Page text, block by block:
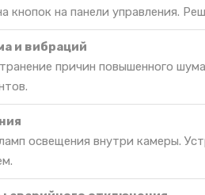
кнопок на панели управления.
и вибраций
причин повышенного
освещения внутри камеры.